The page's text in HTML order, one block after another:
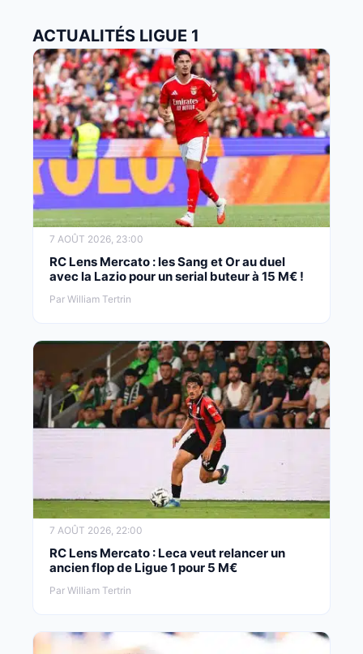
ACTUALITÉS LIGUE 1
7 AOÛT 2026, 23:00
RC Lens Mercato : les Sang et Or au duel
avec la Lazio pour un serial buteur à 15 M€ !
Par William Tertrin
7 AOÛT 2026, 22:00
RC Lens Mercato : Leca veut relancer un
ancien flop de Ligue 1 pour 5 M€
Par William Tertrin